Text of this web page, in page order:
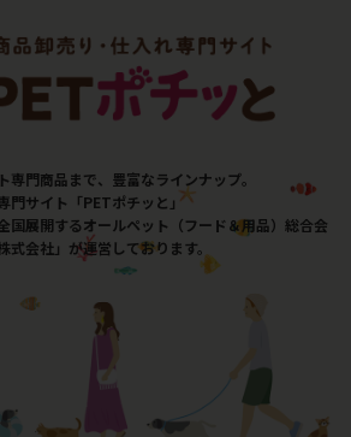
門商品まで、豊富なラインナップ。
門サイト「PETポチッと」
国展開するオールペット（フード＆用品）総合会
会社」が運営しております。